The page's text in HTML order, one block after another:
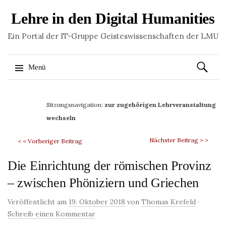
Lehre in den Digital Humanities
Ein Portal der IT-Gruppe Geisteswissenschaften der LMU
Menü
Suchen
nach:
Sitzungsnavigation: zur zugehörigen Lehrveranstaltung
wechseln
< < Vorheriger Beitrag Nächster Beitrag > >
Die Einrichtung der römischen Provinz
– zwischen Phöniziern und Griechen
Veröffentlicht am 19. Oktober 2018 von Thomas Krefeld ·
Schreib einen Kommentar